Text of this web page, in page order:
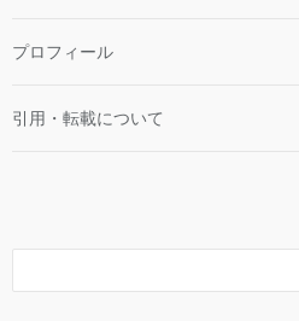
プロフィール
引用・転載について